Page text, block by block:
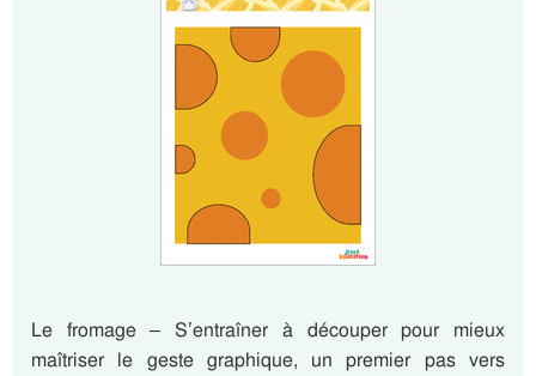
Le fromage – S’entraîner à découper pour mieux
maîtriser le geste graphique, un premier pas vers